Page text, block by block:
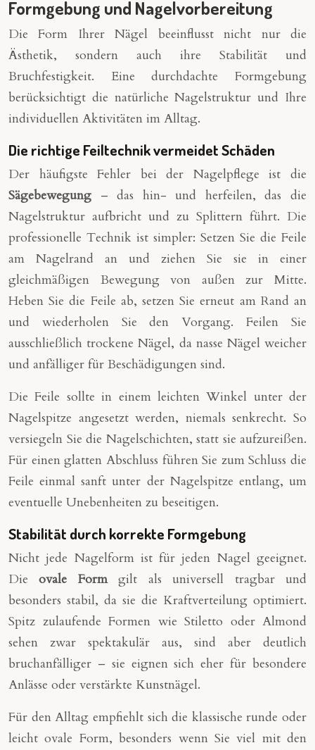
Formgebung und Nagelvorbereitung
Die Form Ihrer Nägel beeinflusst nicht nur die
Ästhetik, sondern auch ihre Stabilität und
Bruchfestigkeit. Eine durchdachte Formgebung
berücksichtigt die natürliche Nagelstruktur und Ihre
individuellen Aktivitäten im Alltag.
Die richtige Feiltechnik vermeidet Schäden
Der häufigste Fehler bei der Nagelpflege ist die
Sägebewegung – das hin- und herfeilen, das die
Nagelstruktur aufbricht und zu Splittern führt. Die
professionelle Technik ist simpler: Setzen Sie die Feile
am Nagelrand an und ziehen Sie sie in einer
gleichmäßigen Bewegung von außen zur Mitte.
Heben Sie die Feile ab, setzen Sie erneut am Rand an
und wiederholen Sie den Vorgang. Feilen Sie
ausschließlich trockene Nägel, da nasse Nägel weicher
und anfälliger für Beschädigungen sind.
Die Feile sollte in einem leichten Winkel unter der
Nagelspitze angesetzt werden, niemals senkrecht. So
versiegeln Sie die Nagelschichten, statt sie aufzureißen.
Für einen glatten Abschluss führen Sie zum Schluss die
Feile einmal sanft unter der Nagelspitze entlang, um
eventuelle Unebenheiten zu beseitigen.
Stabilität durch korrekte Formgebung
Nicht jede Nagelform ist für jeden Nagel geeignet.
Dieovale Formgilt als universell tragbar und
besonders stabil, da sie die Kraftverteilung optimiert.
Spitz zulaufende Formen wie Stiletto oder Almond
sehen zwar spektakulär aus, sind aber deutlich
bruchanfälliger – sie eignen sich eher für besondere
Anlässe oder verstärkte Kunstnägel.
Für den Alltag empfiehlt sich die klassische runde oder
leicht ovale Form, besonders wenn Sie viel mit den